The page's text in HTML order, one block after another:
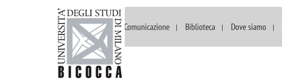
Dipartimenti Comunicazione Biblioteca Dove siamo